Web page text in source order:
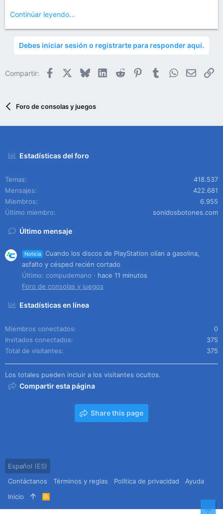
Continúar leyendo...
Debes iniciar sesión o registrarte para responder aquí.
Compartir: Facebook BlueskyLinkedIn
Reddit PinterestTumblrWhatsApp
Email
Foro de consolas y juegos
Estadísticas del foro
Temas
418.537
Mensajes
422.681
Miembros
6.955
Último miembro
sonidosbotones.com
Último mensaje
Noticia
Cuando los discos de PlayStation olían a gasolina,
asfalto y césped recién cortado
Último: compudemano
hace 11 minutos
Foro de consolas y juegos
Estadísticas en línea
Miembros conectados
0
Invitados conectados
375
Total de visitantes
375
Los totales pueden incluir a los visitantes ocultos.
Compartir esta página
Share this page
Español (ES)
Contáctanos
Términos y reglas Política de privacidad
Ayuda
Inicio
R
S